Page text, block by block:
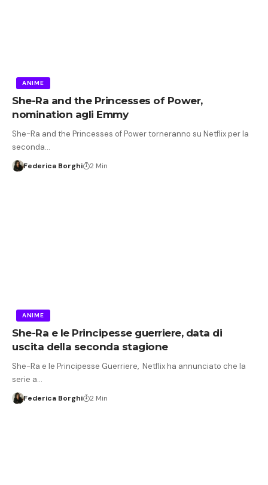
ANIME
She-Ra and the Princesses of Power,
nomination agli Emmy
She-Ra and the Princesses of Power torneranno su Netflix per la
seconda…
Federica Borghi 2 Min
ANIME
She-Ra e le Principesse guerriere, data di
uscita della seconda stagione
She-Ra e le Principesse Guerriere, Netflix ha annunciato che la
serie a…
Federica Borghi 2 Min